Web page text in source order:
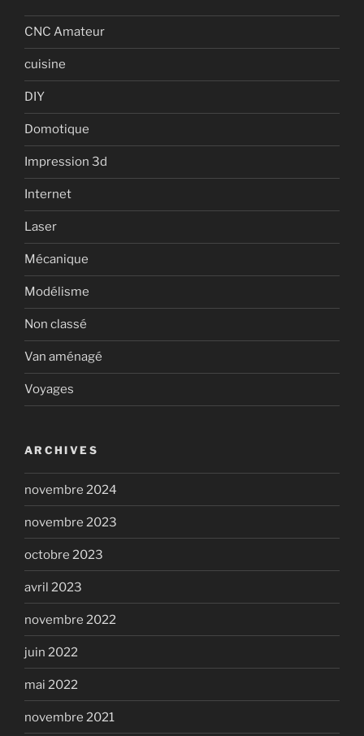
CNC Amateur
cuisine
DIY
Domotique
Impression 3d
Internet
Laser
Mécanique
Modélisme
Non classé
Van aménagé
Voyages
ARCHIVES
novembre 2024
novembre 2023
octobre 2023
avril 2023
novembre 2022
juin 2022
mai 2022
novembre 2021